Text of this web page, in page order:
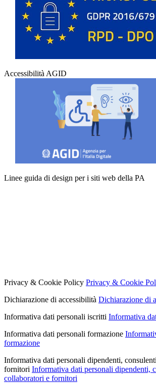
Accessibilità AGID
Linee guida di design per i siti web della PA
Privacy & Cookie Policy Privacy & Cookie
Dichiarazione di accessibilità Dichiarazione di
Informativa dati personali iscritti Informativa
Informativa dati personali formazione
formazione
Informativa dati personali dipendenti,
fornitori Informativa dati personali dipendenti,
collaboratori e fornitori